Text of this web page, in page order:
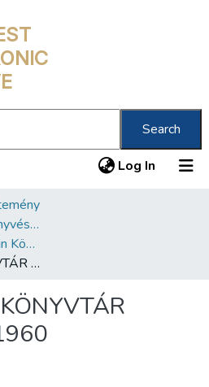
Search
Log In (current)
Könyvtártörténeti, könyvészeti kiadványok
A Fővárosi Szabó Ervin Könyvtár évkönyve
A FŐVÁROSI KÖNYVTÁR ÉRTESÍTŐJE 1960